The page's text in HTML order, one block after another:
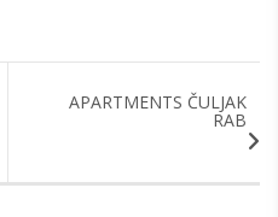
APARTMENTS ČULJAK
RAB